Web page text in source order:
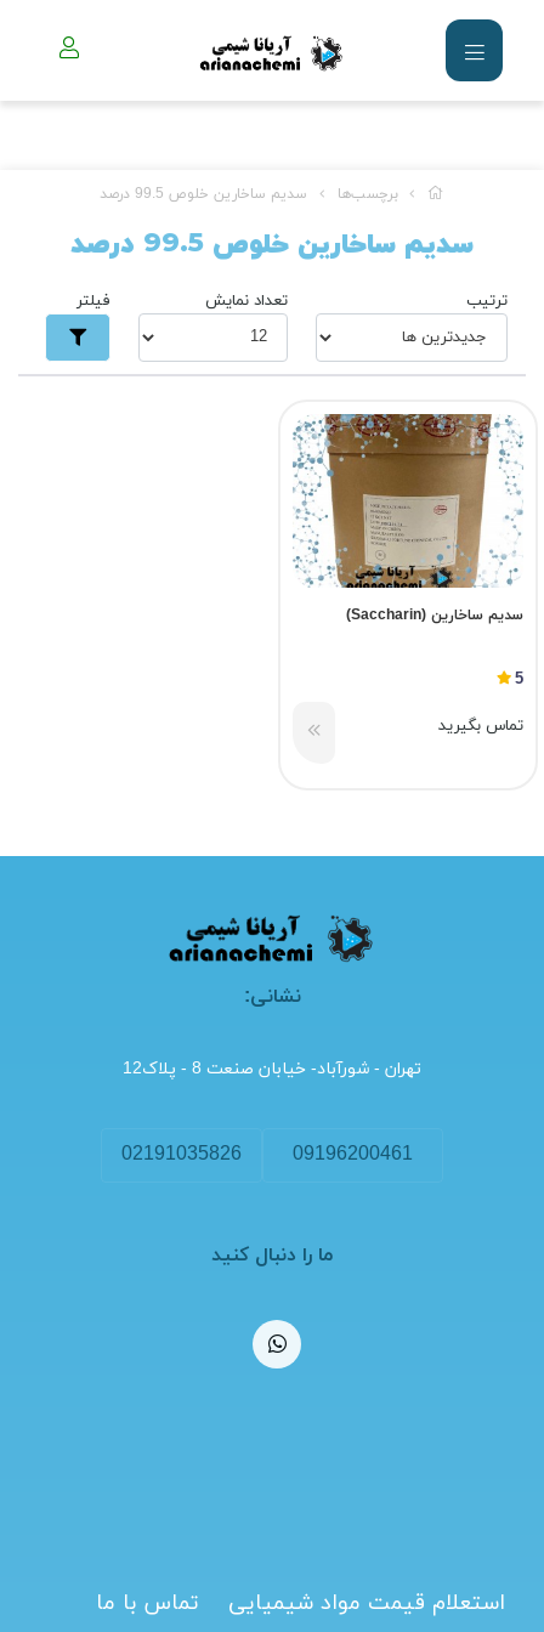
برچسب‌ها سدیم ساخارین خلوص 99.5 درصد
سدیم ساخارین خلوص 99.5 درصد
ترتیب تعداد نمایش فیلتر
سدیم ساخارین (Saccharin)
5
تماس بگیرید
نشانی:
تهران - شورآباد- خیابان صنعت 8 - پلاک12
09196200461
02191035826
ما را دنبال کنید
استعلام قیمت مواد شیمیایی تماس با ما